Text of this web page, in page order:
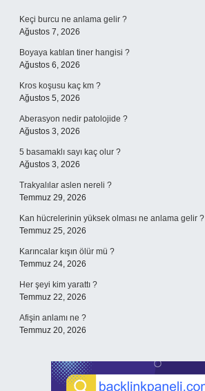
Keçi burcu ne anlama gelir ?
Ağustos 7, 2026
Boyaya katılan tiner hangisi ?
Ağustos 6, 2026
Kros koşusu kaç km ?
Ağustos 5, 2026
Aberasyon nedir patolojide ?
Ağustos 3, 2026
5 basamaklı sayı kaç olur ?
Ağustos 3, 2026
Trakyalılar aslen nereli ?
Temmuz 29, 2026
Kan hücrelerinin yüksek olması ne anlama gelir ?
Temmuz 25, 2026
Karıncalar kışın ölür mü ?
Temmuz 24, 2026
Her şeyi kim yarattı ?
Temmuz 22, 2026
Afişin anlamı ne ?
Temmuz 20, 2026